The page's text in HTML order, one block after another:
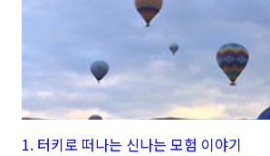
놓칠 수 없는 다른 명소..
1. 터키로 떠나는 신나는 모험 이야기